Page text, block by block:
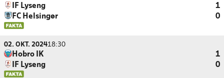
IF Lyseng
1
FC Helsingør
0
02. OKT. 202418:30
Hobro IK
1
IF Lyseng
0